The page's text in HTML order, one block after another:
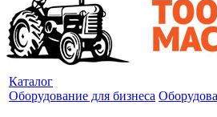
Каталог
Оборудование для бизнеса